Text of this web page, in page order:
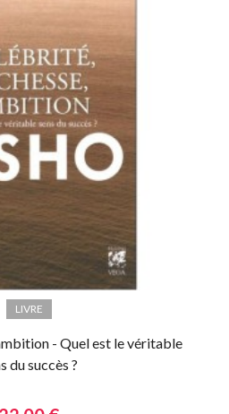
LIVRE
- Quel est le véritable
du succès ?